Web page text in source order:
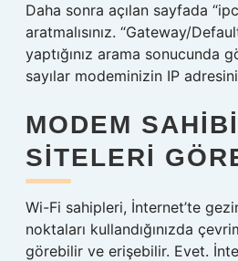
Daha sonra açılan sayfada
aratmalısınız. “Gateway/
yaptığınız arama sonucunda
sayılar modeminizin IP
MODEM
SITELERI
Wi-Fi sahipleri, İnternet’te
noktaları kullandığınızda
görebilir ve erişebilir. Evet.